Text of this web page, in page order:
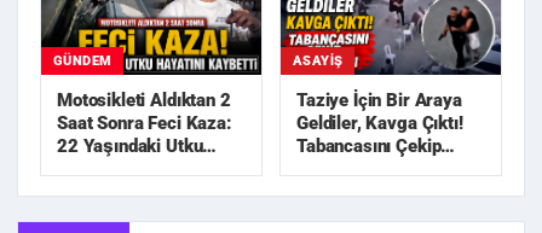
GÜNDEM
Motosikleti Aldıktan 2
Saat Sonra Feci Kaza:
22 Yaşındaki Utku
ASAYIŞ
Taziye İçin Bir Araya
Geldiler, Kavga Çıktı!
Tabancasını Çekip